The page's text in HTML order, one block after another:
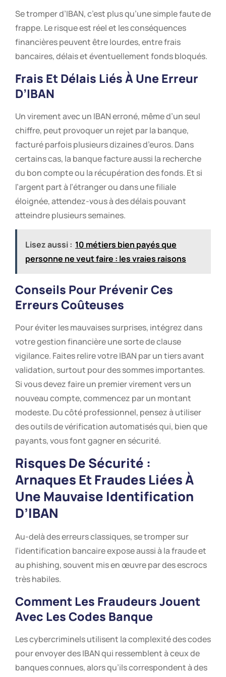
Se tromper d’IBAN, c’est plus qu’une simple faute de
frappe. Le risque est réel et les conséquences
financières peuvent être lourdes, entre frais
bancaires, délais et éventuellement fonds bloqués.
Frais Et Délais Liés À Une Erreur
D’IBAN
Un virement avec un IBAN erroné, même d’un seul
chiffre, peut provoquer un rejet par la banque,
facturé parfois plusieurs dizaines d’euros. Dans
certains cas, la banque facture aussi la recherche
du bon compte ou la récupération des fonds. Et si
l’argent part à l’étranger ou dans une filiale
éloignée, attendez-vous à des délais pouvant
atteindre plusieurs semaines.
Lisez aussi : 10 métiers bien payés que
personne ne veut faire : les vraies raisons
Conseils Pour Prévenir Ces
Erreurs Coûteuses
Pour éviter les mauvaises surprises, intégrez dans
votre gestion financière une sorte de clause
vigilance. Faites relire votre IBAN par un tiers avant
validation, surtout pour des sommes importantes.
Si vous devez faire un premier virement vers un
nouveau compte, commencez par un montant
modeste. Du côté professionnel, pensez à utiliser
des outils de vérification automatisés qui, bien que
payants, vous font gagner en sécurité.
Risques De Sécurité :
Arnaques Et Fraudes Liées À
Une Mauvaise Identification
D’IBAN
Au-delà des erreurs classiques, se tromper sur
l’identification bancaire expose aussi à la fraude et
au phishing, souvent mis en œuvre par des escrocs
très habiles.
Comment Les Fraudeurs Jouent
Avec Les Codes Banque
Les cybercriminels utilisent la complexité des codes
pour envoyer des IBAN qui ressemblent à ceux de
banques connues, alors qu’ils correspondent à des